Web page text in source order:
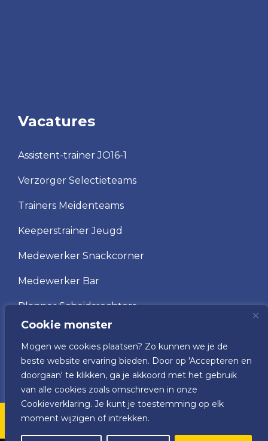
Cookie monster
Mogen we cookies plaatsen? Zo kunnen we je de
beste website ervaring bieden. Door op 'Accepteren en
doorgaan' te klikken, ga je akkoord met het gebruik
van alle cookies zoals omschreven in onze
Cookieverklaring. Je kunt je toestemming op elk
moment wijzigen of intrekken.
Vacatures
Assistent-trainer JO16-1
Verzorger Selectieteams
Trainers Meidenteams
Keeperstrainer Jeugd
Medewerker Snackcorner
Medewerker Bar
Planner Scheidsrechters
Scheidsrechter
Vrijwilliger wedstrijdsecretariaat
v.v. VRC © 2025